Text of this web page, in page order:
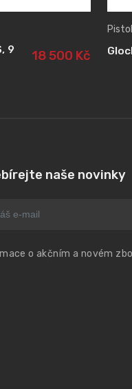
9
18 500 Kč
naše novinky
o akčním a novém